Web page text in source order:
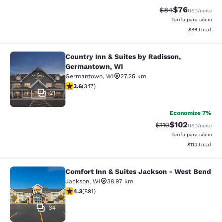
Tarifa anterior
$84Tarifa com
$76USD/noite
Tarifa para sócio
Exibir
$86 total
Country Inn & Suites by Radisson,
21
Country Inn & Suites by Radisson,
Germantown, WI
Germantown, WI
27.25 km
classificação 3.63 estrelas. Bom. 347 avaliações
3.6(347)
Economize 7%
Tarifa anterior
$110Tarifa com
$102USD/noite
Tarifa para sócio
Exibir
$114 total
Comfort Inn & Suites Jackson -
34
Comfort Inn & Suites Jackson - West Bend
Jackson, WI
38.97 km
classificação 4.26 estrelas. Excelente. 891 avaliações
4.3(891)